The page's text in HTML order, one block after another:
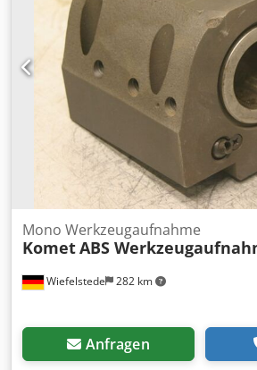
Wiefelstede 282 km
Mono Werkzeugaufnahme
KometABS
Anfragen